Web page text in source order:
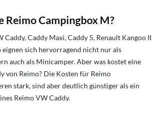
Reimo Campingbox M?
Caddy Maxi, Caddy 5, Renault Kangoo II
sich hervorragend nicht nur als
auch als Minicamper. Aber was kostet eine
von Reimo? Die Kosten für Reimo
stark, sind aber deutlich günstiger als ein
Reimo VW Caddy.